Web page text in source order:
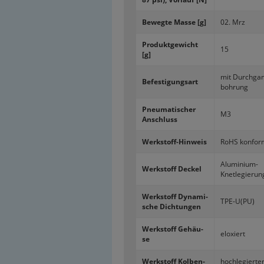
Be­weg­te Masse [g] 02. Mrz
Pro­dukt­ge­wicht
[g]
15
Be­fes­ti­gungs­art
mit
boh­rung
Pneu­ma­ti­scher
An­schluss
M3
Werkstoff-​Hinweis RoHS
Werk­stoff De­ckel
Aluminium-​
Werk­stoff Dy­na­mi­
sche Dich­tun­gen
TPE-U(PU)
Werk­stoff Ge­häu­
se
elo­xiert
Werk­stoff Kol­ben­